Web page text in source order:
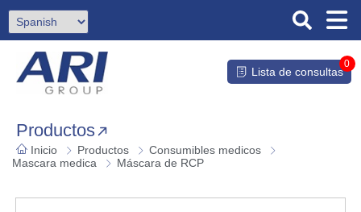
Lista de consultas
0
Productos
Inicio Productos
Consumibles medicos
Mascara medica
Máscara de RCP